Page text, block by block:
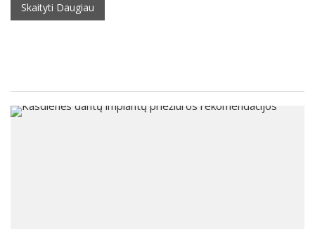
Skaityti Daugiau